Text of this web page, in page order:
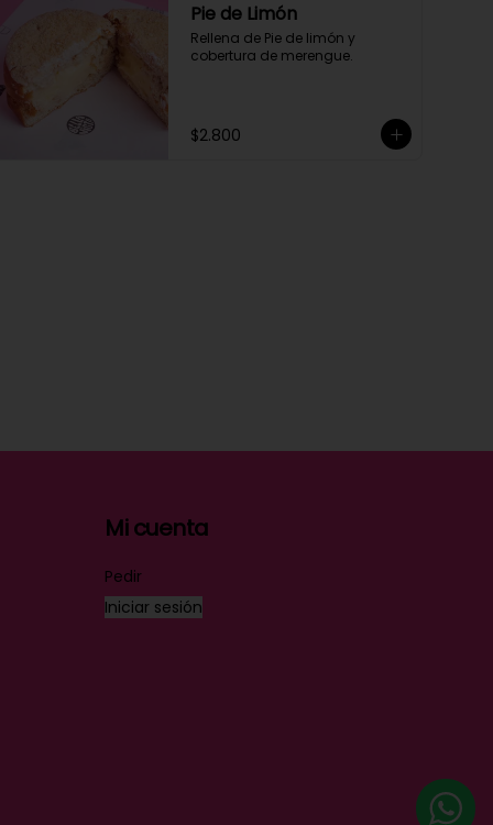
Pie de Limón
Rellena de Pie de limón y
cobertura de merengue.
$2.800
Mi cuenta
Pedir
Iniciar sesión